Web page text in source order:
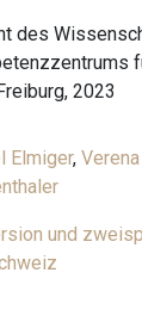
des
2023
Elmiger,
und